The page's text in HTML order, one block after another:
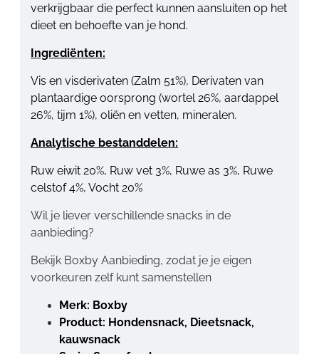
verkrijgbaar die perfect kunnen aansluiten op het
dieet en behoefte van je hond.
Ingrediënten:
Vis en visderivaten (Zalm 51%), Derivaten van
plantaardige oorsprong (wortel 26%, aardappel
26%, tijm 1%), oliën en vetten, mineralen.
Analytische bestanddelen:
Ruw eiwit 20%, Ruw vet 3%, Ruwe as 3%, Ruwe
celstof 4%, Vocht 20%
Wil je liever verschillende snacks in de
aanbieding?
Bekijk Boxby Aanbieding, zodat je je eigen
voorkeuren zelf kunt samenstellen
Merk: Boxby
Product: Hondensnack, Dieetsnack,
kauwsnack